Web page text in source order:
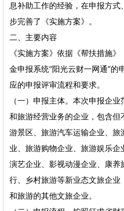
息补助工作的经验，在申报方式
步完善了《实施方案》。
二、主要内容
《实施方案》依据《帮扶措施
金申报系统“阳光云财一网通”的
应的申报评审流程和要求。
（一）申报主体。本次申报企
和旅游经营业务的企业，包含但
游景区、旅游汽车运输企业、旅
业、旅游购物企业、旅游娱乐
演艺企业、影视动漫企业、康养
行、乡村旅游等新业态文旅企
和旅游的其他文旅企业。